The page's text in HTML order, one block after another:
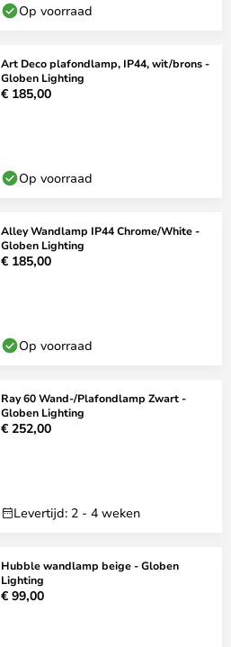
Op voorraad
Art Deco plafondlamp, IP44, wit/brons -
Globen Lighting
€ 185,00
Op voorraad
Alley Wandlamp IP44 Chrome/White -
Globen Lighting
€ 185,00
Op voorraad
Ray 60 Wand-/Plafondlamp Zwart -
Globen Lighting
€ 252,00
Levertijd: 2 - 4 weken
Hubble wandlamp beige - Globen
Lighting
€ 99,00